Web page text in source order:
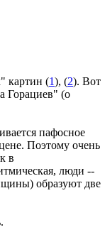
картин (1), (2). Вот
Горациев" (о
пафосное
Поэтому очень
в
люди --
образуют две